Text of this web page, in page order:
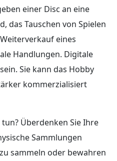
einer Disc an eine
das Tauschen von Spielen
eines
Handlungen. Digitale
Sie kann das Hobby
kommerzialisiert
Überdenken Sie Ihre
Sammlungen
sammeln oder bewahren